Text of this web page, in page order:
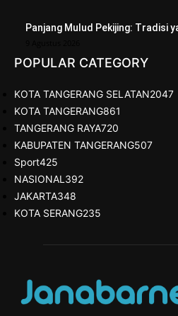
Panjang Mulud Pekijing: Tradisi
POPULAR CATEGORY
KOTA TANGERANG SELATAN2047
KOTA TANGERANG861
TANGERANG RAYA720
KABUPATEN TANGERANG507
Sport425
NASIONAL 392
JAKARTA348
KOTA SERANG235